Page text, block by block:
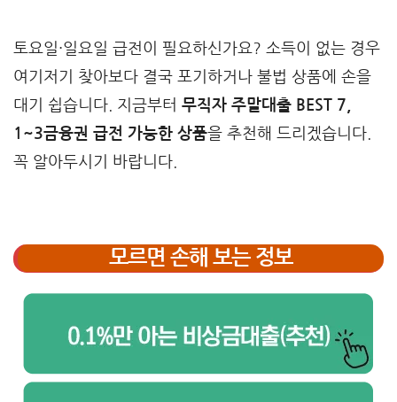
토요일·일요일 급전이 필요하신가요? 소득이 없는 경우
여기저기 찾아보다 결국 포기하거나 불법 상품에 손을
대기 쉽습니다. 지금부터 무직자 주말대출 BEST 7,
1~3금융권 급전 가능한 상품을 추천해 드리겠습니다.
꼭 알아두시기 바랍니다.
모르면 손해 보는 정보